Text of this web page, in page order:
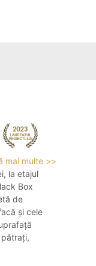
mai multe >>
la etajul
Box
de
și cele